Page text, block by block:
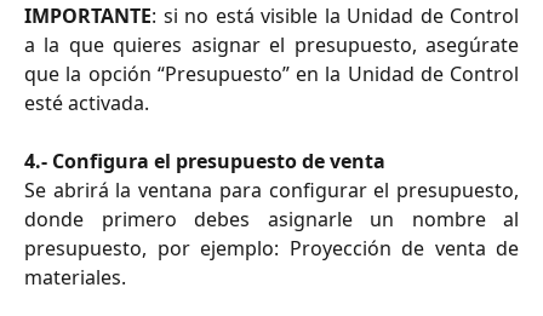
IMPORTANTE: si no está visible la Unidad de Control
a la que quieres asignar el presupuesto, asegúrate
que la opción “Presupuesto” en la Unidad de Control
esté activada.
4.- Configura el presupuesto de venta
Se abrirá la ventana para configurar el presupuesto,
donde primero debes asignarle un nombre al
presupuesto, por ejemplo: Proyección de venta de
materiales.